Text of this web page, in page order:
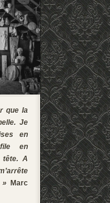
que la
Je
en
en
tête. A
» Marc